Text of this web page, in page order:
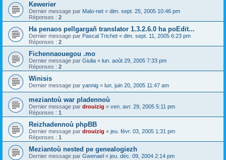
Kewerier
Dernier message par Malo-net « dim. sept. 25, 2005 10:46 pm
Réponses : 2
Ha penaos pellgargañ translator 1.3.2.6.0 ha poEdit...
Dernier message par Pascal Trichet « dim. sept. 11, 2005 6:23 pm
Réponses : 2
Fichennaouegou .mo
Dernier message par Giulia « lun. août 29, 2005 7:33 pm
Réponses : 2
Winisis
Dernier message par yannig « lun. juin 20, 2005 11:47 am
meziantoù war pladennoù
Dernier message par drouizig « ven. avr. 29, 2005 5:11 pm
Réponses : 1
Reizhadennoù phpBB
Dernier message par drouizig « jeu. févr. 03, 2005 1:31 pm
Réponses : 1
Meziantoù nested pe genealogiezh
Dernier message par Gwenael « jeu. déc. 09, 2004 2:14 pm